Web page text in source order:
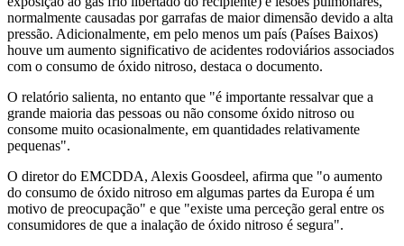
normalmente causadas por garrafas de maior dimensão devido a alta
pressão. Adicionalmente, em pelo menos um país (Países Baixos)
houve um aumento significativo de acidentes rodoviários associados
com o consumo de óxido nitroso, destaca o documento.
O relatório salienta, no entanto que "é importante ressalvar que a
grande maioria das pessoas ou não consome óxido nitroso ou
consome muito ocasionalmente, em quantidades relativamente
pequenas".
O diretor do EMCDDA, Alexis Goosdeel, afirma que "o aumento
do consumo de óxido nitroso em algumas partes da Europa é um
motivo de preocupação" e que "existe uma perceção geral entre os
consumidores de que a inalação de óxido nitroso é segura".